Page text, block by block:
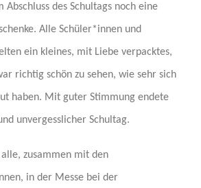
Abschluss des Schultags noch eine
Alle Schüler*innen und
ein kleines, mit Liebe verpacktes,
richtig schön zu sehen, wie sehr sich
haben. Mit guter Stimmung endete
unvergesslicher Schultag.
zusammen mit den
in der Messe bei der